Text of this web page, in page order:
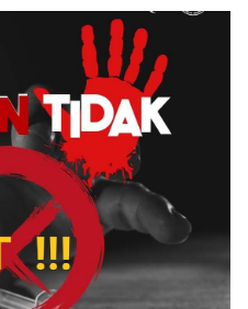
Transparan*